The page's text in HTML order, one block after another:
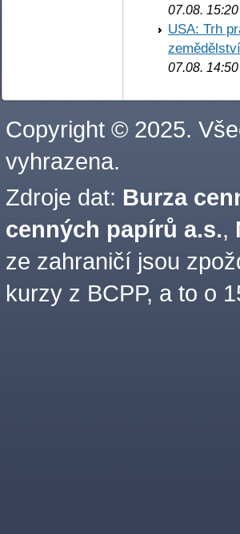
07.08. 15:20
USA: Trh
zemědělství
07.08. 14:50
Copyright © 2025.
vyhrazena.
Zdroje dat: Burza
cenných papírů a.s.,
ze zahraničí jsou
kurzy z BCPP, a to o